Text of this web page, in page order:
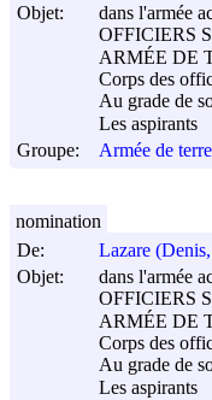
Objet:
dans l'armée
OFFICIERS
ARMÉE DE
Corps des
Au grade de
Les aspirants
Groupe:
Armée de terre
De:
Lazare
Objet:
dans l'armée
OFFICIERS
ARMÉE DE
Corps des
Au grade de
Les aspirants
nomination